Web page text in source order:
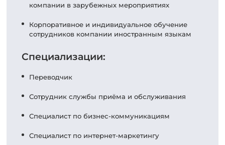
компании в зарубежных мероприятиях
Корпоративное и индивидуальное обучение
сотрудников компании иностранным языкам
Специализации:
Переводчик
Сотрудник службы приёма и обслуживания
Специалист по бизнес-коммуникациям
Специалист по интернет-маркетингу